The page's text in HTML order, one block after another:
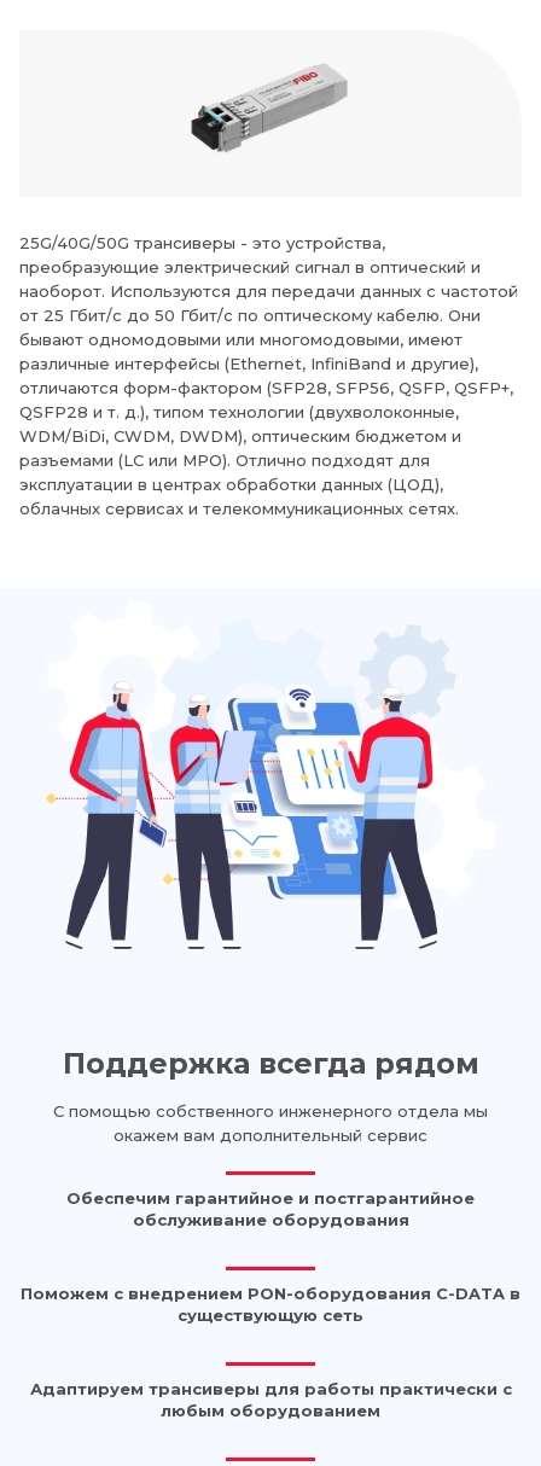
25G/40G/50G трансиверы - это устройства,
преобразующие электрический сигнал в оптический и
наоборот. Используются для передачи данных с частотой
от 25 Гбит/с до 50 Гбит/с по оптическому кабелю. Они
бывают одномодовыми или многомодовыми, имеют
различные интерфейсы (Ethernet, InfiniBand и другие),
отличаются форм-фактором (SFP28, SFP56, QSFP, QSFP+,
QSFP28 и т. д.), типом технологии (двухволоконные,
WDM/BiDi, CWDM, DWDM), оптическим бюджетом и
разъемами (LC или MPO). Отлично подходят для
эксплуатации в центрах обработки данных (ЦОД),
облачных сервисах и телекоммуникационных сетях.
Поддержка всегда рядом
С помощью собственного инженерного отдела мы
окажем вам дополнительный сервис
Обеспечим гарантийное и постгарантийное
обслуживание оборудования
Поможем с внедрением PON-оборудования C-DATA в
существующую сеть
Адаптируем трансиверы для работы практически с
любым оборудованием